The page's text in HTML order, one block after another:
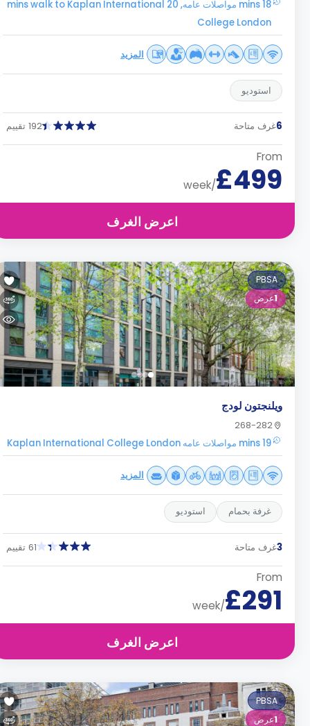
18 mins مواصلات عامه, 20 mins walk to Kaplan International
College London
المزيد
استوديو
غرف متاحة 192 تقييم
From
£499
/week
اعرض الغرف
PBSA
1عرض
ويلنجتون لودج
268-282
19 mins مواصلات عامه Kaplan International College London
المزيد
غرفة بحمام استوديو
غرف متاحة 61 تقييم
From
£291
/week
اعرض الغرف
PBSA
1عرض